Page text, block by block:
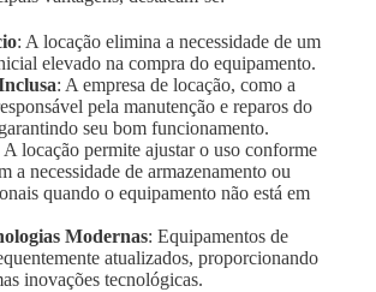
: A locação elimina a necessidade de um
elevado na compra do equipamento.
: A empresa de locação, como a
pela manutenção e reparos do
seu bom funcionamento.
A locação permite ajustar o uso conforme
a necessidade de armazenamento ou
quando o equipamento não está em
Modernas: Equipamentos de
atualizados, proporcionando
inovações tecnológicas.